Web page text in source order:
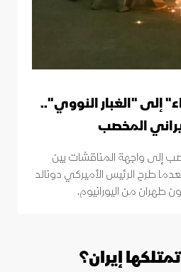
إلى "الغبار النووي"..
المخصب
إلى واجهة المناقشات بين
طرح الرئيس الأميركي دونالد
طهران من اليورانيوم.
إيران؟